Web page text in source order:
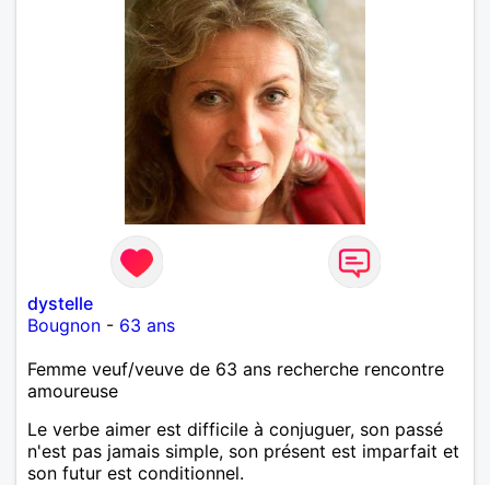
dystelle
Bougnon - 63 ans
Femme veuf/veuve de 63 ans recherche rencontre
amoureuse
Le verbe aimer est difficile à conjuguer, son passé
n'est pas jamais simple, son présent est imparfait et
son futur est conditionnel.